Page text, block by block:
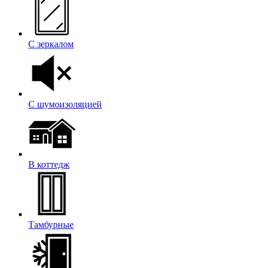
С зеркалом
С шумоизоляцией
В коттедж
Тамбурные